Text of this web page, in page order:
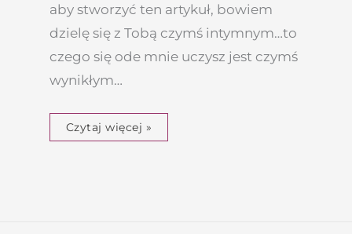
aby stworzyć ten artykuł, bowiem
dzielę się z Tobą czymś intymnym…to
czego się ode mnie uczysz jest czymś
wynikłym…
Czytaj więcej »